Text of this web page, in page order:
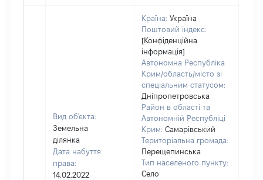
Вид об'єкта:
Земельна
ділянка
Дата набуття
права:
14.02.2022
Країна: Україна
Поштовий індекс:
[Конфіденційна
інформація]
Автономна Республіка
Крим/область/місто зі
спеціальним статусом:
Дніпропетровська
Район в області та
Автономній Республіці
Крим: Самарівський
Територіальна громада:
Перещепинська
Тип населеного пункту:
Село